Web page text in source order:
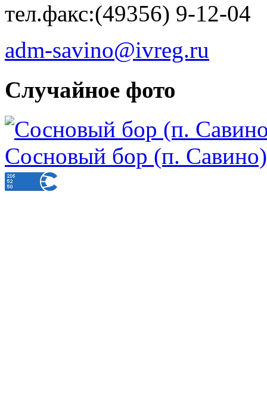
тел.факс:(49356) 9-12-04
adm-savino@ivreg.ru
Случайное фото
Сосновый бор (п. Савино)